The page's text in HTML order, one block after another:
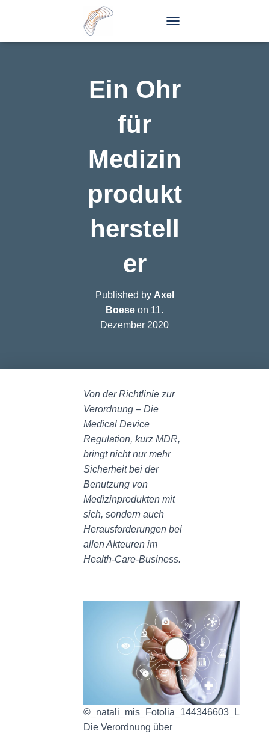
O
E
N
A
T
O
N
Ein Ohr
für
Medizin
produkt
herstell
er
Published by Axel
Boese on 11.
Dezember 2020
Von der Richtlinie zur
Verordnung – Die
Medical Device
Regulation, kurz MDR,
bringt nicht nur mehr
Sicherheit bei der
Benutzung von
Medizinprodukten mit
sich, sondern auch
Herausforderungen bei
allen Akteuren im
Health-Care-Business.
©_natali_mis_Fotolia_144346603_L
Die Verordnung über